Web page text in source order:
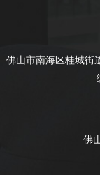
佛山市南海区桂城街
佛